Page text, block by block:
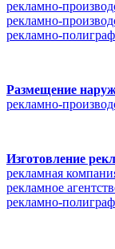
рекламно-
рекламно-
рекламно-
Размещение
рекламно-
Изготовление
рекламная
рекламное
рекламно-